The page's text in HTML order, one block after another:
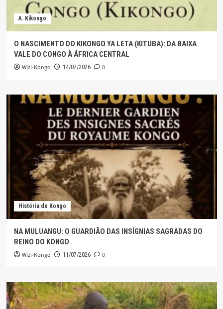
A. Kikongo
O NASCIMENTO DO KIKONGO YA LETA (KITUBA): DA BAIXA
VALE DO CONGO À ÁFRICA CENTRAL
Wizi-Kongo 14/07/2026 0
História do Kongo
NA MULUANGU: O GUARDIÃO DAS INSÍGNIAS SAGRADAS DO
REINO DO KONGO
Wizi-Kongo 11/07/2026 0